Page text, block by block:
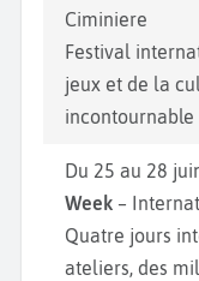
Ciminiere
Festival
jeux et de la
incontournable
Du 25 au 28
Week –
Quatre jours
ateliers, des